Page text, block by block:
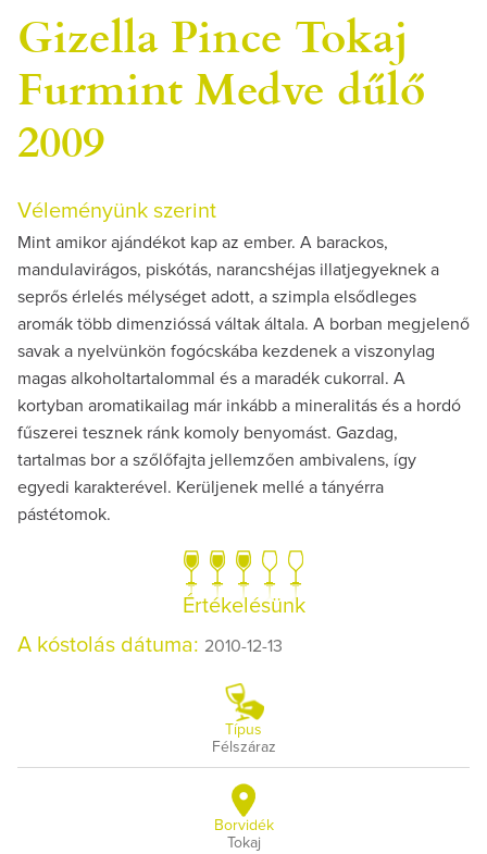
Gizella Pince Tokaj
Furmint Medve dűlő
2009
Véleményünk szerint
Mint amikor ajándékot kap az ember. A barackos,
mandulavirágos, piskótás, narancshéjas illatjegyeknek a
seprős érlelés mélységet adott, a szimpla elsődleges
aromák több dimenzióssá váltak általa. A borban megjelenő
savak a nyelvünkön fogócskába kezdenek a viszonylag
magas alkoholtartalommal és a maradék cukorral. A
kortyban aromatikailag már inkább a mineralitás és a hordó
fűszerei tesznek ránk komoly benyomást. Gazdag,
tartalmas bor a szőlőfajta jellemzően ambivalens, így
egyedi karakterével. Kerüljenek mellé a tányérra
pástétomok.
Értékelésünk
A kóstolás dátuma: 2010-12-13
Típus
Félszáraz
Borvidék
Tokaj